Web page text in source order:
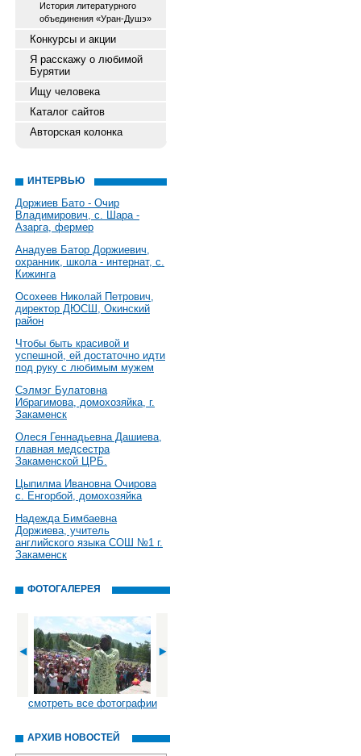
История литературного
объединения «Уран-Душэ»
Конкурсы и акции
Я расскажу о любимой
Бурятии
Ищу человека
Каталог сайтов
Авторская колонка
ИНТЕРВЬЮ
Доржиев Бато - Очир
Владимирович, с. Шара -
Азарга, фермер
Анадуев Батор Доржиевич,
охранник, школа - интернат, с.
Кижинга
Осохеев Николай Петрович,
директор ДЮСШ, Окинский
район
Чтобы быть красивой и
успешной, ей достаточно идти
под руку с любимым мужем
Сэлмэг Булатовна
Ибрагимова, домохозяйка, г.
Закаменск
Олеся Геннадьевна Дашиева,
главная медсестра
Закаменской ЦРБ.
Цыпилма Ивановна Очирова
с. Енгорбой, домохозяйка
Надежда Бимбаевна
Доржиева, учитель
английского языка СОШ №1 г.
Закаменск
ФОТОГАЛЕРЕЯ
смотреть все фотографии
АРХИВ НОВОСТЕЙ